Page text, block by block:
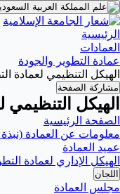
الرئيسية
العمادات
عمادة التطوير والجودة
الهيكل التنظيمي لعمادة
مشاركة الصفحة
الهيكل التنظيمي
الصفحة الرئيسية
معلومات عن العمادة (نبذة
عميد العمادة
الهيكل الإداري لعمادة
اللجان
مجلس العمادة